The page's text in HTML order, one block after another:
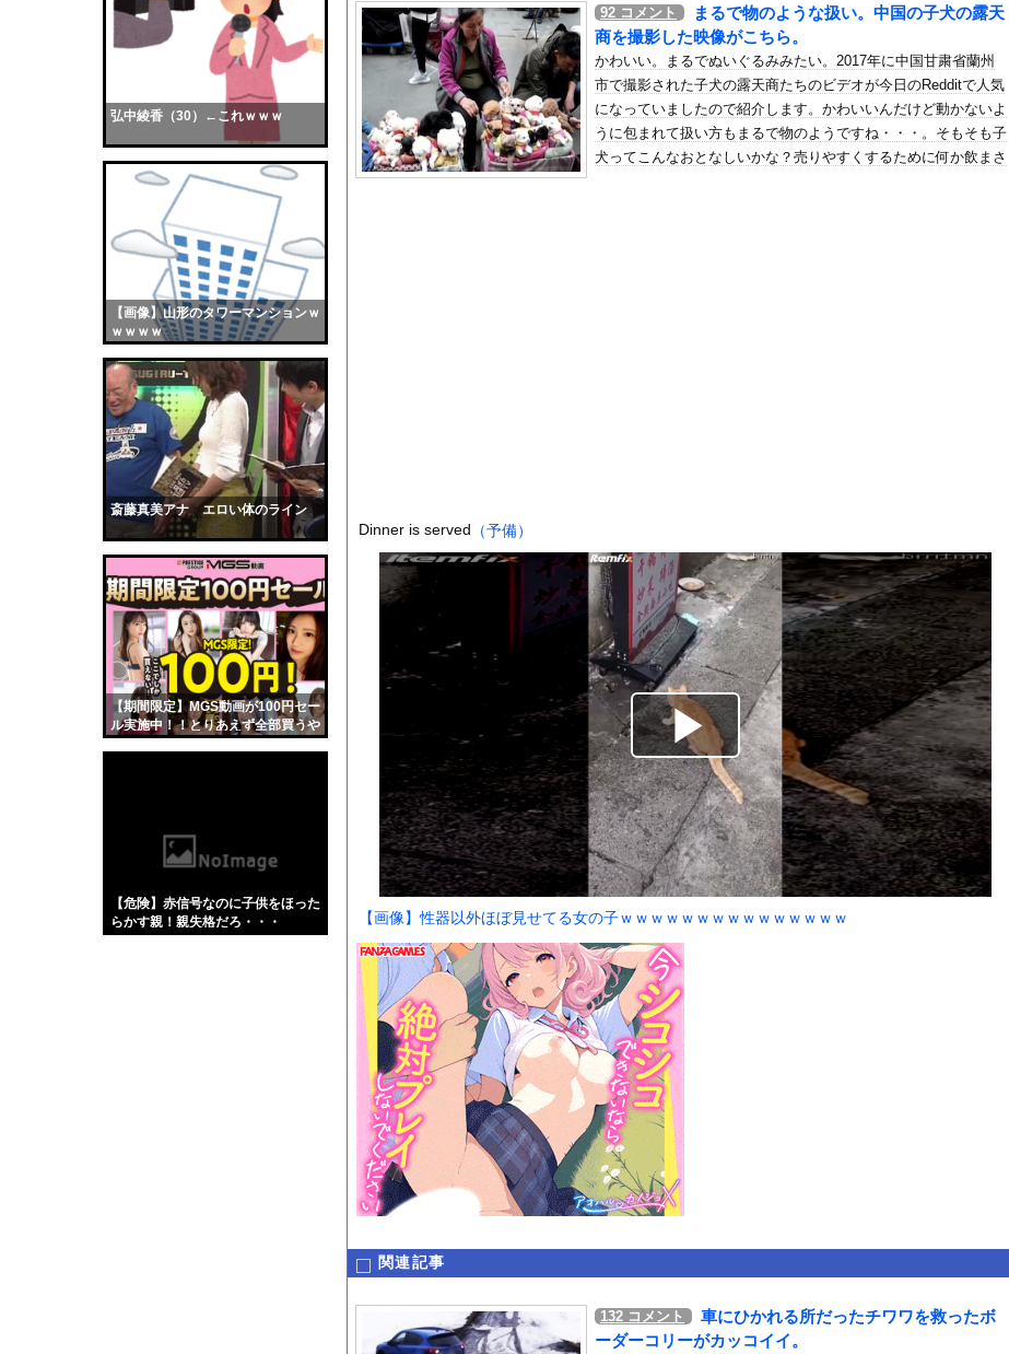
弘中綾香（30）←これｗｗｗ
【画像】山形のタワーマンションｗ
ｗｗｗｗ
斎藤真美アナ エロい体のライン
【期間限定】MGS動画が100円セー
ル実施中！！とりあえず全部買うや
【危険】赤信号なのに子供をほった
らかす親！親失格だろ・・・
【画像】おまえらこういう地雷系の女子高生って好きじゃないの？
海外「日本よ、お前がナンバーワンだ」 熊本地震直後の日本の対応のスピードに世界が衝撃
勇気を出して白人美女にチン凸したアジア人短小男
、爆笑されてしまうｗｗｗ
10年もの間浮気してた嫁。まさかと思い長男のDNA鑑定をするがいいな？と問うと、元嫁...
ウクライナ侵攻以降、ロシア軍兵士のHIV感染が2000％急増…ウクライナメディア！
【配信者】「金バエ」のSNS更新が1週間途絶え、様々な憶測が飛び交う。1週間ぶりの投...
【悩み相談】昭和の高1女子さん、夏の体験談ｗｗｗｗｗｗｗｗ
時速2100km/hで飛ぶ&#8221;25個の冷たい球体&#8221;に遭遇した瞬...
【動画】ヒョウ2頭が木に登って激しい戦い
【画像】吉川愛さん(26)、縛られてムチムチお乳が強調されてしまう
道路脇で男性が缶切断していたドラム缶が爆発
【黒歴史】こういう昔の大学ヤリサーの流出エロ動画（顔出し）が一番抜ける
韓国人「安貞桓が韓国代表に激怒！『惨憺たる結果、徹底的な刷新が必要だ』と監督や協会を...
ケンタッキーとか言う唐揚げ屋ｗｗｗｗｗ
【画像】このAVが性癖ブッ刺さりで精子ドクドク作られるわｗｗｗｗ
【悲報】味噌ラーメンで行列、出来ない
【中国】男の子が爆竹に点火 マンホールが爆発しふた吹き飛ぶ
【画像】伊藤舞雪とかいうＡＶ女優ｗｗｗｗｗｗｗｗｗｗw
【動画】タイのティパンコーン王子が日本人女性とデートか？
Powered by livedoor 相互RSS
このページは
1000mgが管理しています。 RSS設定 更新順130件まで。それ以降の古いものは表
示されません。
92 コメント
まるで物のような扱い。中国の子犬の露天
商を撮影した映像がこちら。
かわいい。まるでぬいぐるみみたい。2017年に中国甘粛省蘭州
市で撮影された子犬の露天商たちのビデオが今日のRedditで人気
になっていましたので紹介します。かわいいんだけど動かないよ
うに包まれて扱い方もまるで物のようですね・・・。そもそも子
犬ってこんなおとなしいかな？売りやすくするために何か飲まさ
Dinner is served （予備）
【画像】性器以外ほぼ見せてる女の子ｗｗｗｗｗｗｗｗｗｗｗｗｗｗｗ
関連記事
132 コメント
車にひかれる所だったチワワを救ったボ
ーダーコリーがカッコイイ。